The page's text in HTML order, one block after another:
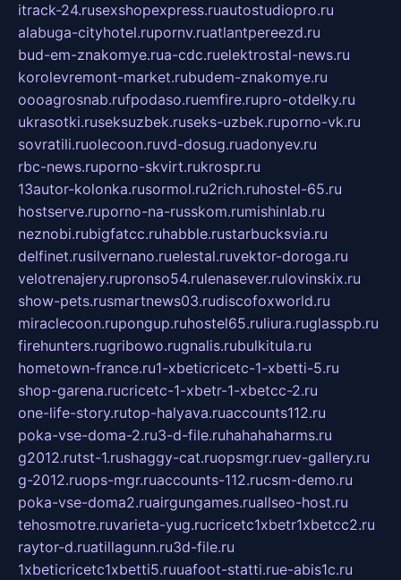
itrack-24.rusexshopexpress.ruautostudiopro.ru
alabuga-cityhotel.rupornv.ruatlantpereezd.ru
bud-em-znakomye.rua-cdc.ruelektrostal-news.ru
korolevremont-market.rubudem-znakomye.ru
oooagrosnab.rufpodaso.ruemfire.rupro-otdelky.ru
ukrasotki.ruseksuzbek.ruseks-uzbek.ruporno-vk.ru
sovratili.ruolecoon.ruvd-dosug.ruadonyev.ru
rbc-news.ruporno-skvirt.rukrospr.ru
13autor-kolonka.rusormol.ru2rich.ruhostel-65.ru
hostserve.ruporno-na-russkom.rumishinlab.ru
neznobi.rubigfatcc.ruhabble.rustarbucksvia.ru
delfinet.rusilvernano.ruelestal.ruvektor-doroga.ru
velotrenajery.rupronso54.rulenasever.rulovinskix.ru
show-pets.rusmartnews03.rudiscofoxworld.ru
miraclecoon.rupongup.ruhostel65.ruliura.ruglasspb.ru
firehunters.rugribowo.rugnalis.rubulkitula.ru
hometown-france.ru1-xbeticricetc-1-xbetti-5.ru
shop-garena.rucricetc-1-xbetr-1-xbetcc-2.ru
one-life-story.rutop-halyava.ruaccounts112.ru
poka-vse-doma-2.ru3-d-file.ruhahahaharms.ru
g2012.rutst-1.rushaggy-cat.ruopsmgr.ruev-gallery.ru
g-2012.ruops-mgr.ruaccounts-112.rucsm-demo.ru
poka-vse-doma2.ruairgungames.ruallseo-host.ru
tehosmotre.ruvarieta-yug.rucricetc1xbetr1xbetcc2.ru
raytor-d.ruatillagunn.ru3d-file.ru
1xbeticricetc1xbetti5.ruuafoot-statti.rue-abis1c.ru